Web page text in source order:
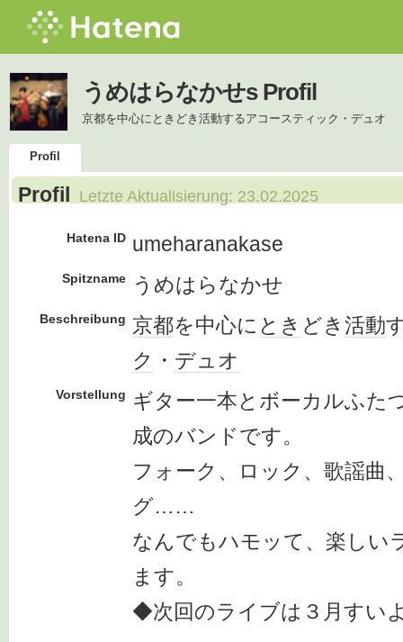
うめはらなかせs Profil
京都を中心にときどき活動するアコースティック・デュオ
Profil
Profil Letzte Aktualisierung: 23.02.2025
Hatena ID umeharanakase
Spitzname うめはらなかせ
Beschreibung 京都を中心に とき どき 活動
ク ・ デュオ
Vorstellung
ギター一本とボーカルふた
成のバンドです。
フォーク、ロック、歌謡曲
グ……
なんでもハモッて、楽しい
ます。
◆次回のライブは３月すい